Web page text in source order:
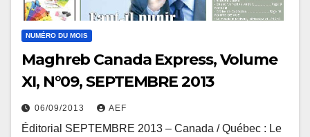
NUMÉRO DU MOIS
Maghreb Canada Express, Volume
XI, N°09, SEPTEMBRE 2013
06/09/2013 AEF
Éditorial SEPTEMBRE 2013 – Canada / Québec : Le